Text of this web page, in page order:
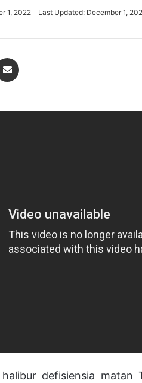
1, 2022 Last Updated: December 1,
defisiensia